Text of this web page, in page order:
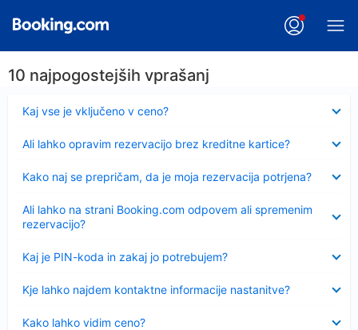
10 najpogostejših vprašanj
Kaj vse je vključeno v ceno?
Ali lahko opravim rezervacijo brez kreditne kartice?
Kako naj se prepričam, da je moja rezervacija potrjena?
Ali lahko na strani Booking.com odpovem ali spremenim
rezervacijo?
Kaj je PIN-koda in zakaj jo potrebujem?
Kje lahko najdem kontaktne informacije nastanitve?
Kako lahko vidim ceno?